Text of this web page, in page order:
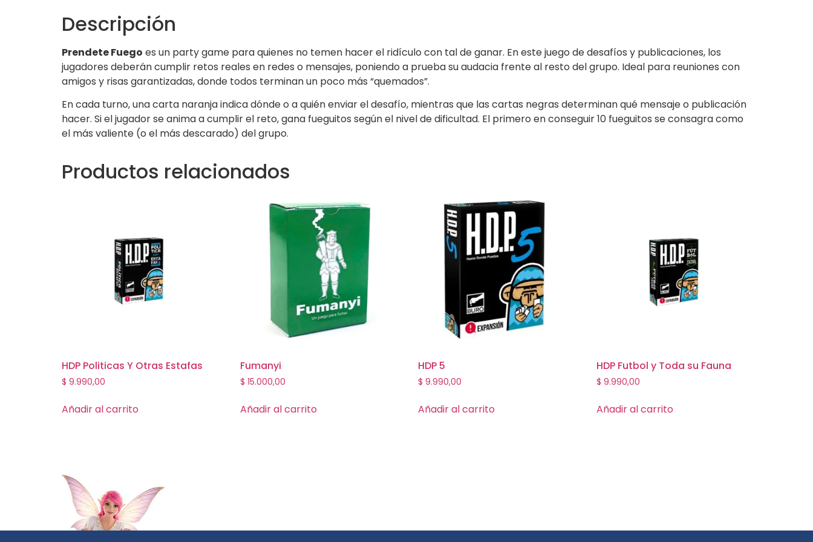
Descripción
Prendete Fuego es un party game para quienes no temen hacer el ridículo con tal de ganar. En este juego de desafíos y publicaciones, los
jugadores deberán cumplir retos reales en redes o mensajes, poniendo a prueba su audacia frente al resto del grupo. Ideal para reuniones con
amigos y risas garantizadas, donde todos terminan un poco más “quemados”.
En cada turno, una carta naranja indica dónde o a quién enviar el desafío, mientras que las cartas negras determinan qué mensaje o publicación
hacer. Si el jugador se anima a cumplir el reto, gana fueguitos según el nivel de dificultad. El primero en conseguir 10 fueguitos se consagra como
el más valiente (o el más descarado) del grupo.
Productos relacionados
HDP Politicas Y Otras Estafas
$ 9.990,00
Añadir al carrito
Fumanyi
$ 15.000,00
Añadir al carrito
HDP 5
$ 9.990,00
Añadir al carrito
HDP Futbol y Toda su Fauna
$ 9.990,00
Añadir al carrito